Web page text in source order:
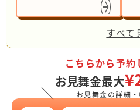
すべて
＼
こちらから予約
お見舞金最大
お見舞金の詳細